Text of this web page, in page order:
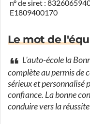
n° de siret :
E1809400170
Le mot de
L'auto-école la
complète au permis de
sérieux et personnalisé
confiance. La bonne
conduire vers la